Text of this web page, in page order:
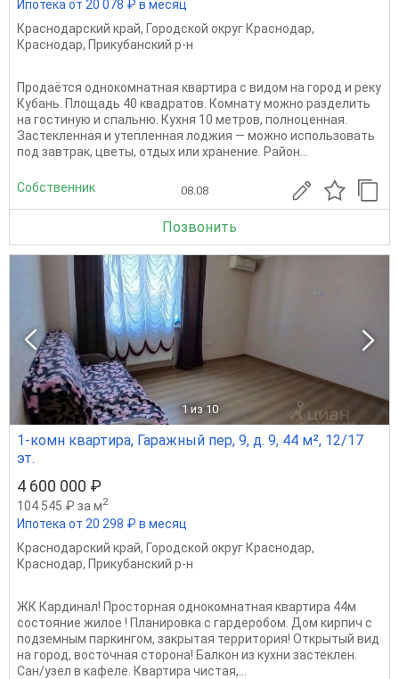
Ипотека от 20 078 ₽ в месяц
Краснодарский край, Городской округ Краснодар,
Краснодар, Прикубанский р-н
Продаётся однокомнатная квартира с видом на город и реку
Кубань. Площадь 40 квадратов. Комнату можно разделить
на гостиную и спальню. Кухня 10 метров, полноценная.
Застекленная и утепленная лоджия — можно использовать
под завтрак, цветы, отдых или хранение. Район...
Собственник 08.08
Позвонить
1 из 10
1-комн квартира, Гаражный пер, 9, д. 9, 44 м², 12/17
эт.
4 600 000 ₽
104 545 ₽ за м2
Ипотека от 20 298 ₽ в месяц
Краснодарский край, Городской округ Краснодар,
Краснодар, Прикубанский р-н
ЖК Кардинал! Просторная однокомнатная квартира 44м
состояние жилое ! Планировка с гардеробом. Дом кирпич с
подземным паркингом, закрытая территория! Открытый вид
на город, восточная сторона! Балкон из кухни застеклен.
Сан/узел в кафеле. Квартира чистая,...